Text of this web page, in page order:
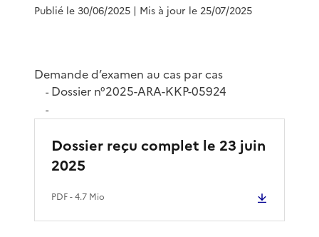
Publié le 30/06/2025 | Mis à jour le 25/07/2025
Demande d’examen au cas par cas
-Dossier n°2025-ARA-KKP-05924
-
Dossier reçu complet le 23 juin
2025
PDF- 4.7 Mio